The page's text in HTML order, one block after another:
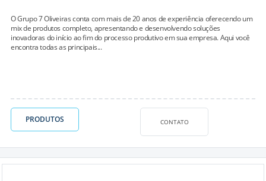
O Grupo 7 Oliveiras conta com mais de 20 anos de experiência oferecendo um
mix de produtos completo, apresentando e desenvolvendo soluções
inovadoras do início ao fim do processo produtivo em sua empresa. Aqui você
encontra todas as principais...
PRODUTOS CONTATO